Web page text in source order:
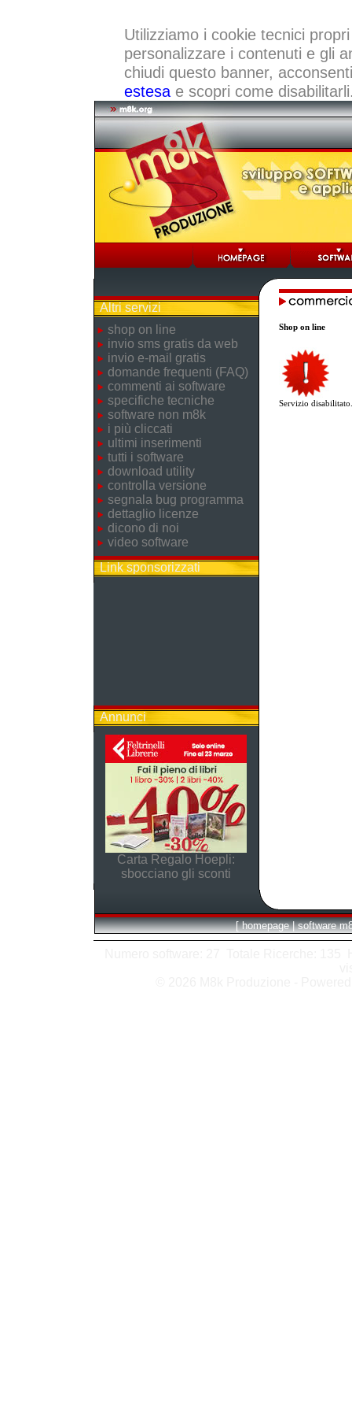
Utilizziamo i cookie tecnici
personalizzare i contenuti e gli
chiudi questo banner,
estesae scopri come
Altri servizi
shop on line
invio sms gratis da web
invio e-mail gratis
domande frequenti (FAQ)
commenti ai software
specifiche tecniche
software non m8k
i più cliccati
ultimi inserimenti
tutti i software
download utility
controlla versione
segnala bug programma
dettaglio licenze
dicono di noi
video software
Link sponsorizzati
Annunci
Carta Regalo Hoepli:
sbocciano gli sconti
Shop on line
Servizio disabilitato.
[ homepage | software